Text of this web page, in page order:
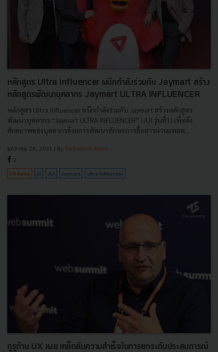
หลักสูตร Ultra Influencer ผนึกกำลังร่วมกับ Jaymart สร้าง
หลักสูตรพัฒนาบุคลากร Jaymart ULTRA INFLUENCER
หลักสูตร Ultra Influencer ผนึกกำลังร่วมกับ Jaymart สร้างหลักสูตร
พัฒนาบุคลากร “Jaymart ULTRA INFLUENCER” (JUI รุ่นที่1) เพื่อดึง
ศักยภาพของบุคลากรด้วยการพัฒนาทักษะการสื่อสารผ่านแพลต...
มกราคม 29, 2021 | By Techsauce Team
2
PR News UI JUI Jaymart ultra-influencer
กูรูด้าน UX เผย เคล็ดลับความสำเร็จในการยกระดับประสบการณ์